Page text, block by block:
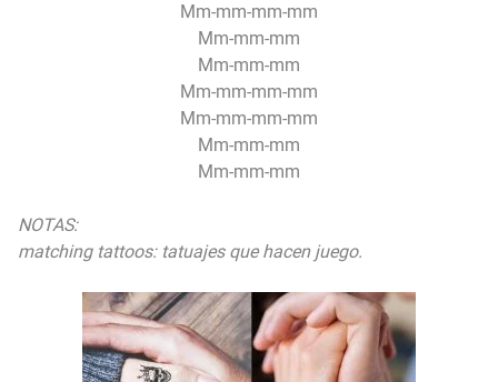
Mm-mm-mm-mm
Mm-mm-mm
Mm-mm-mm
Mm-mm-mm-mm
Mm-mm-mm-mm
Mm-mm-mm
Mm-mm-mm
NOTAS:
matching tattoos: tatuajes que hacen juego.